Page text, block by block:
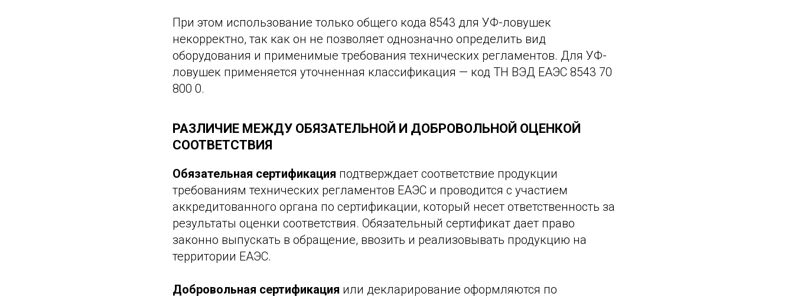
При этом использование только общего кода 8543 для УФ-ловушек
некорректно, так как он не позволяет однозначно определить вид
оборудования и применимые требования технических регламентов. Для УФ-
ловушек применяется уточненная классификация — код ТН ВЭД ЕАЭС 8543 70
800 0.
РАЗЛИЧИЕ МЕЖДУ ОБЯЗАТЕЛЬНОЙ И ДОБРОВОЛЬНОЙ ОЦЕНКОЙ
СООТВЕТСТВИЯ
Обязательная сертификация подтверждает соответствие продукции
требованиям технических регламентов ЕАЭС и проводится с участием
аккредитованного органа по сертификации, который несет ответственность за
результаты оценки соответствия. Обязательный сертификат дает право
законно выпускать в обращение, ввозить и реализовывать продукцию на
территории ЕАЭС.
Добровольная сертификация или декларирование оформляются по